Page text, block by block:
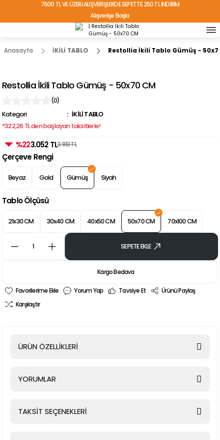
7500 TL VE ÜZERİ ALIŞVERİŞLERDE SEPETTE 250 TL İNDİRİM
Alışverişe Başla
TÜRKİYE'NİN HER YERİNE ÜCRETSİZ KARGO!
Anasayfa İKİLİ TABLO Restollia İkili Tablo Gümüş -
Restollia İkili Tablo Gümüş - 50x70 CM
(0)
Kategori
İKİLİ TABLO
*322,26 TL den başlayan taksitlerle!
%223.052 TL3.913 TL
Çerçeve Rengi
Beyaz Gold Gümüş Siyah
Tablo Ölçüsü
21x30 CM 30x40 CM 40x50 CM 50x70 CM 70x100 CM
SEPETE EKLE
Kargo Bedava
Yorum Yap Tavsiye Et
Ürünü Paylaş
Karşılaştır
ÜRÜN ÖZELLİKLERİ
YORUMLAR
TAKSİT SEÇENEKLERİ